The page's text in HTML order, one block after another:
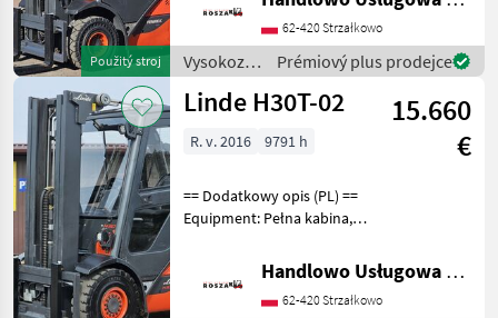
Použitý stroj
Wolny skok widęł
Additional info: Stan:
Bardzo dobry, Moźliwość
UDT Palivo: plyn, typ stožia
62-420 Strzałkowo
Vysokozdvižné
vozíky a
skladová
Linde
Prémiový plus prodejce
Linde H30T-02
15.660
€
R. v. 2016 9791 h
== Dodatkowy opis (PL) ==
Equipment: Pełna kabina,
Additional info: Stan:
Bardzo dobry, Możliwość
Handlowo Usługowa Alanex Alan Roszak
62-420 Strzałkowo